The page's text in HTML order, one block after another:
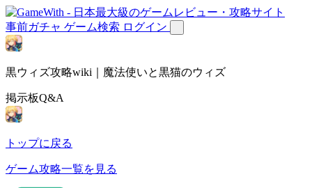
事前ガチャ ゲーム検索 ログイン
黒ウィズ攻略wiki｜魔法使いと黒猫のウィズ
掲示板Q&A
トップに戻る
ゲーム攻略一覧を見る